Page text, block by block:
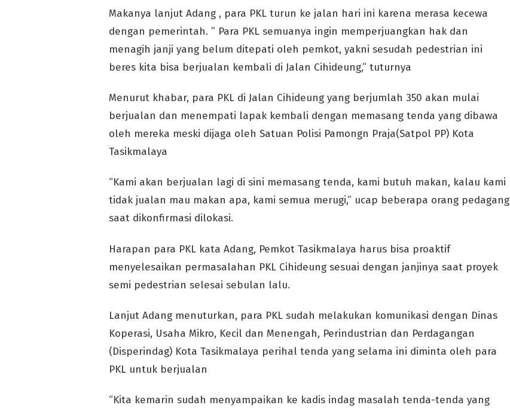
Makanya lanjut Adang , para PKL turun ke jalan hari ini karena merasa kecewa
dengan pemerintah. ” Para PKL semuanya ingin memperjuangkan hak dan
menagih janji yang belum ditepati oleh pemkot, yakni sesudah pedestrian ini
beres kita bisa berjualan kembali di Jalan Cihideung,” tuturnya
Menurut khabar, para PKL di Jalan Cihideung yang berjumlah 350 akan mulai
berjualan dan menempati lapak kembali dengan memasang tenda yang dibawa
oleh mereka meski dijaga oleh Satuan Polisi Pamongn Praja(Satpol PP) Kota
Tasikmalaya
“Kami akan berjualan lagi di sini memasang tenda, kami butuh makan, kalau kami
tidak jualan mau makan apa, kami semua merugi,” ucap beberapa orang pedagang
saat dikonfirmasi dilokasi.
Harapan para PKL kata Adang, Pemkot Tasikmalaya harus bisa proaktif
menyelesaikan permasalahan PKL Cihideung sesuai dengan janjinya saat proyek
semi pedestrian selesai sebulan lalu.
Lanjut Adang menuturkan, para PKL sudah melakukan komunikasi dengan Dinas
Koperasi, Usaha Mikro, Kecil dan Menengah, Perindustrian dan Perdagangan
(Disperindag) Kota Tasikmalaya perihal tenda yang selama ini diminta oleh para
PKL untuk berjualan
“Kita kemarin sudah menyampaikan ke kadis indag masalah tenda-tenda yang